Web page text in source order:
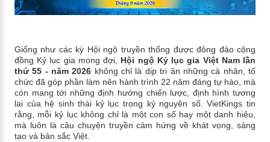
Giống như các kỳ Hội ngộ truyền thống được đông đảo cộng
đồng Kỷ lục gia mong đợi, Hội ngộ Kỷ lục gia Việt Nam lần
thứ 55 - năm 2026 không chỉ là dịp tri ân những cá nhân, tổ
chức đã góp phần làm nên hành trình 22 năm đáng tự hào, mà
còn mang tới những định hướng chiến lược, định hình tương
lai của hệ sinh thái kỷ lục trong kỷ nguyên số. VietKings tin
rằng, mỗi kỷ lục không chỉ là một con số hay một danh hiệu,
mà luôn là câu chuyện truyền cảm hứng về khát vọng, sáng
tạo và bản sắc Việt.